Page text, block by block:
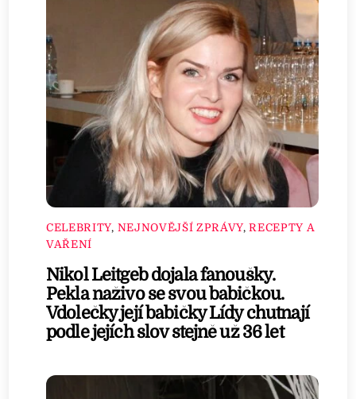
CELEBRITY, NEJNOVĚJŠÍ ZPRÁVY,RECEPTY A
VAŘENÍ
Nikol Leitgeb dojala fanoušky.
Pekla naživo se svou babičkou.
Vdolečky její babičky Lídy chutnají
podle jejích slov stejně už 36 let